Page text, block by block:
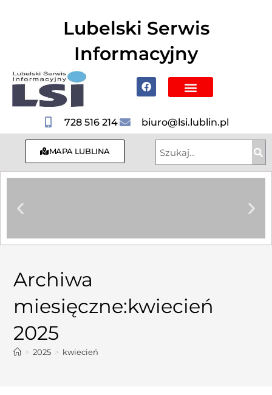
Lubelski Serwis
Informacyjny
728 516 214 biuro@lsi.lublin.pl
MAPA LUBLINA
Archiwa
miesięczne:kwiecień
2025
> 2025 > kwiecień